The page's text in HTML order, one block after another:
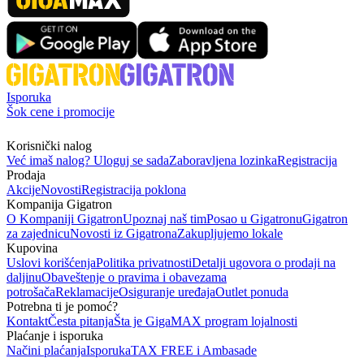
Isporuka
Šok cene i promocije
Korisnički nalog
Već imaš nalog? Uloguj se sadaZaboravljena lozinkaRegistracija
Prodaja
AkcijeNovostiRegistracija poklona
Kompanija Gigatron
O Kompaniji GigatronUpoznaj naš timPosao u GigatronuGigatron
za zajednicuNovosti iz GigatronaZakupljujemo lokale
Kupovina
Uslovi korišćenjaPolitika privatnostiDetalji ugovora o prodaji na
daljinuObaveštenje o pravima i obavezama
potrošačaReklamacijeOsiguranje uređajaOutlet ponuda
Potrebna ti je pomoć?
KontaktČesta pitanjaŠta je GigaMAX program lojalnosti
Plaćanje i isporuka
Načini plaćanjaIsporukaTAX FREE i Ambasade